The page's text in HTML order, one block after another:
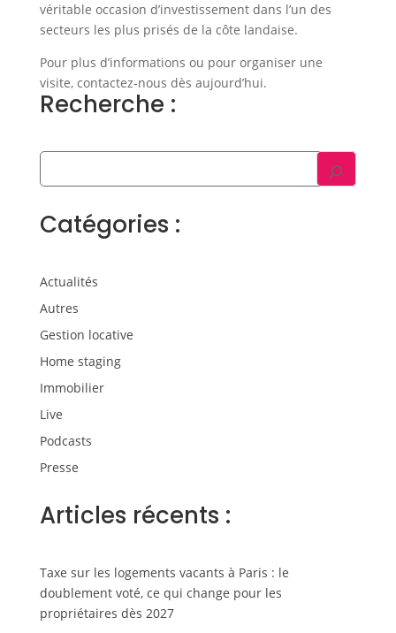
véritable occasion d’investissement dans l’un des
secteurs les plus prisés de la côte landaise.
Pour plus d’informations ou pour organiser une
visite, contactez-nous dès aujourd’hui.
Recherche :
Catégories :
Actualités
Autres
Gestion locative
Home staging
Immobilier
Live
Podcasts
Presse
Articles récents :
Taxe sur les logements vacants à Paris : le
doublement voté, ce qui change pour les
propriétaires dès 2027